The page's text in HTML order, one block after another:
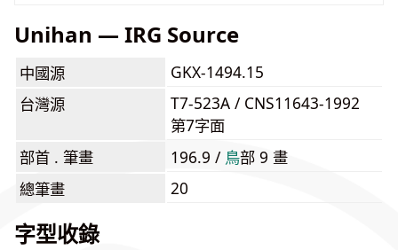
Unihan — IRG Source
中國源
GKX-1494.15
台灣源
T7-523A / CNS11643-1992
第7字面
部首 . 筆畫
196.9 / ⿃部 9 畫
總筆畫
20
字型收錄